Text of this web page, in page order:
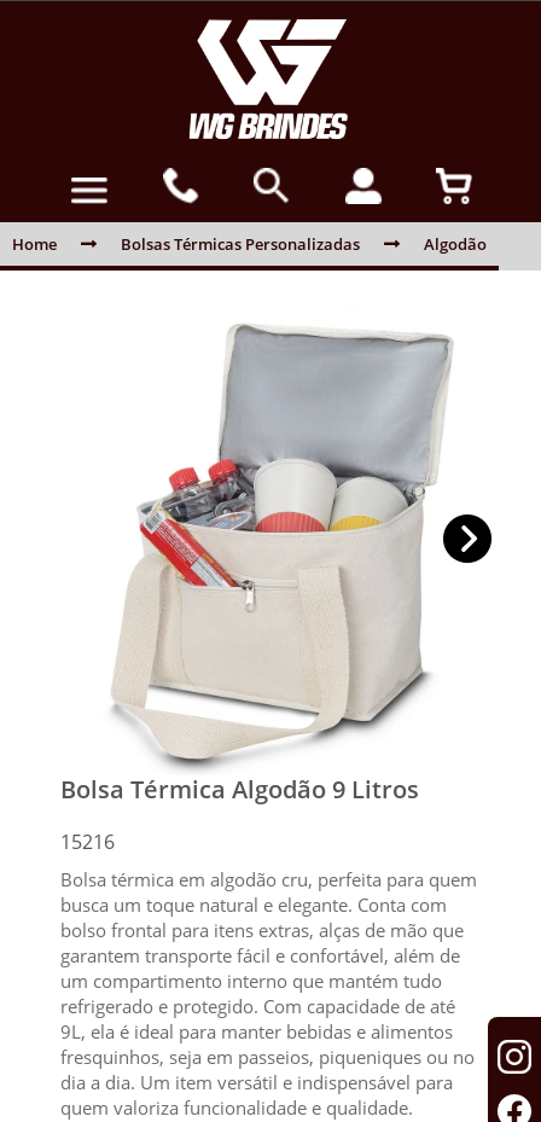
Home Bolsas Térmicas Personalizadas Algodão
Bolsa Térmica Algodão 9 Litros
15216
Bolsa térmica em algodão cru, perfeita para quem
busca um toque natural e elegante. Conta com
bolso frontal para itens extras, alças de mão que
garantem transporte fácil e confortável, além de
um compartimento interno que mantém tudo
refrigerado e protegido. Com capacidade de até
9L, ela é ideal para manter bebidas e alimentos
fresquinhos, seja em passeios, piqueniques ou no
dia a dia. Um item versátil e indispensável para
quem valoriza funcionalidade e qualidade.